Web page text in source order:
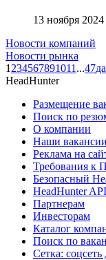
13 ноября 2024
Новости компаний
Новости рынка
1 234567891011 ...47
HeadHunter
Размещение
Поиск по
О компании
Наши вакансии
Реклама на
Требования к
Безопасный
HeadHunter API
Партнерам
Инвесторам
Каталог
Поиск по
Сетка: соцсеть